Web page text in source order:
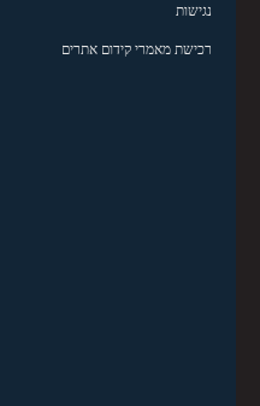
נגישות
רכישת מאמרי קידום אתרים